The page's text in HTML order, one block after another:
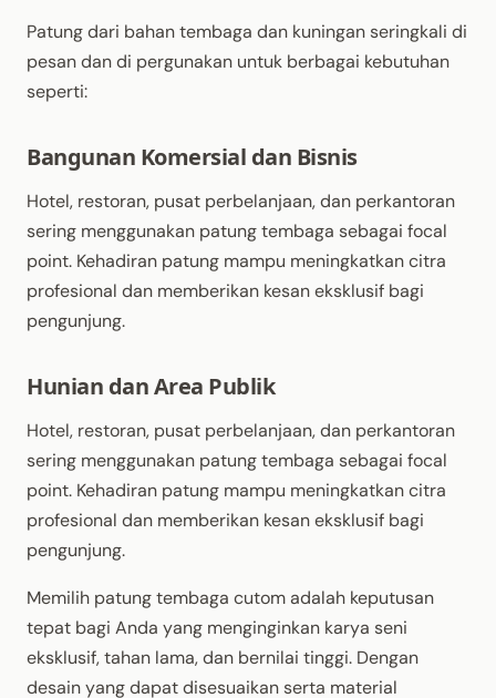
Patung dari bahan tembaga dan kuningan seringkali di
pesan dan di pergunakan untuk berbagai kebutuhan
seperti:
Bangunan Komersial dan Bisnis
Hotel, restoran, pusat perbelanjaan, dan perkantoran
sering menggunakan patung tembaga sebagai focal
point. Kehadiran patung mampu meningkatkan citra
profesional dan memberikan kesan eksklusif bagi
pengunjung.
Hunian dan Area Publik
Hotel, restoran, pusat perbelanjaan, dan perkantoran
sering menggunakan patung tembaga sebagai focal
point. Kehadiran patung mampu meningkatkan citra
profesional dan memberikan kesan eksklusif bagi
pengunjung.
Memilih patung tembaga cutom adalah keputusan
tepat bagi Anda yang menginginkan karya seni
eksklusif, tahan lama, dan bernilai tinggi. Dengan
desain yang dapat disesuaikan serta material